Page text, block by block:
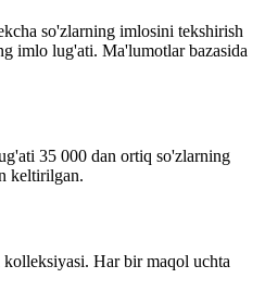
so'zlarning imlosini tekshirish
imlo lug'ati. Ma'lumotlar bazasida
35 000 dan ortiq so'zlarning
keltirilgan.
Har bir maqol uchta